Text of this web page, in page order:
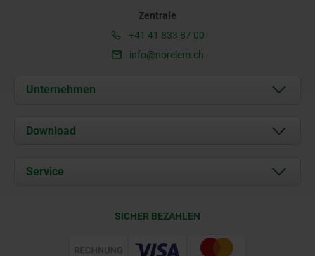
Zentrale
+41 41 833 87 00
info@norelem.ch
Unternehmen
Über uns
Kontakt
Download
Service
SICHER BEZAHLEN